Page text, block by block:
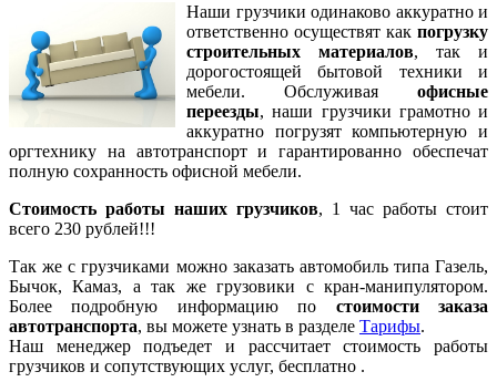
Наши грузчики одинаково аккуратно и
ответственно осуществят как погрузку
строительных материалов, так и
дорогостоящей бытовой техники и
мебели. Обслуживая офисные
переезды, наши грузчики грамотно и
аккуратно погрузят компьютерную и
оргтехнику на автотранспорт и гарантированно обеспечат
полную сохранность офисной мебели.
Стоимость работы наших грузчиков, 1 час работы стоит
всего 230 рублей!!!
Так же с грузчиками можно заказать автомобиль типа Газель,
Бычок, Камаз, а так же грузовики с кран-манипулятором.
Более подробную информацию по стоимости заказа
автотранспорта, вы можете узнать в разделе Тарифы.
Наш менеджер подъедет и рассчитает стоимость работы
грузчиков и сопутствующих услуг, бесплатно .